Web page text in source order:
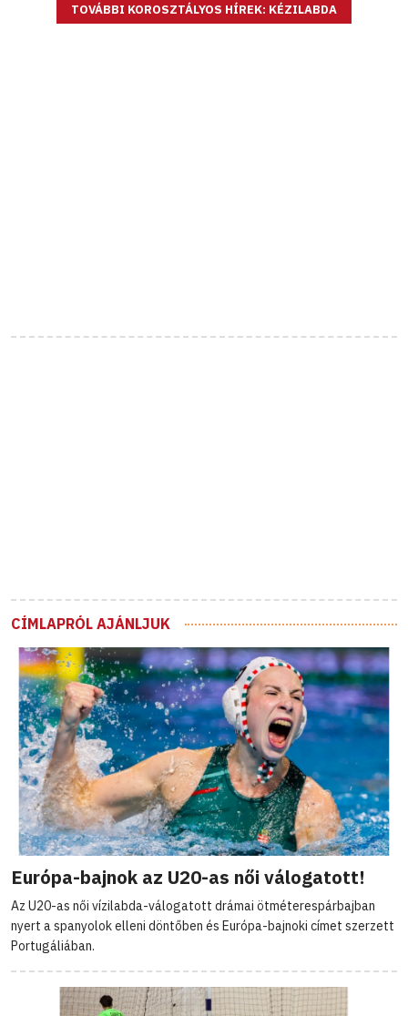
TOVÁBBI KOROSZTÁLYOS HÍREK: KÉZILABDA
CÍMLAPRÓL AJÁNLJUK
Európa-bajnok az U20-as női válogatott!
Az U20-as női vízilabda-válogatott drámai ötméterespárbajban
nyert a spanyolok elleni döntőben és Európa-bajnoki címet szerzett
Portugáliában.